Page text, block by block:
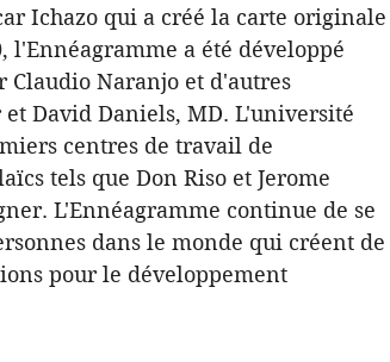
Ichazo qui a créé la carte originale
l'Ennéagramme a été développé
Claudio Naranjo et d'autres
David Daniels, MD. L'université
centres de travail de
tels que Don Riso et Jerome
L'Ennéagramme continue de se
dans le monde qui créent de
pour le développement